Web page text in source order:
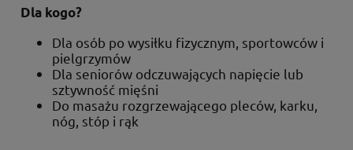
Dla kogo?
Dla osób po wysiłku fizycznym, sportowców i
pielgrzymów
Dla seniorów odczuwających napięcie lub
sztywność mięśni
Do masażu rozgrzewającego pleców, karku,
nóg, stóp i rąk